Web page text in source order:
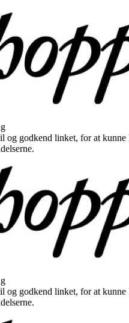
og godkend linket, for at kunne
og godkend linket, for at kunne